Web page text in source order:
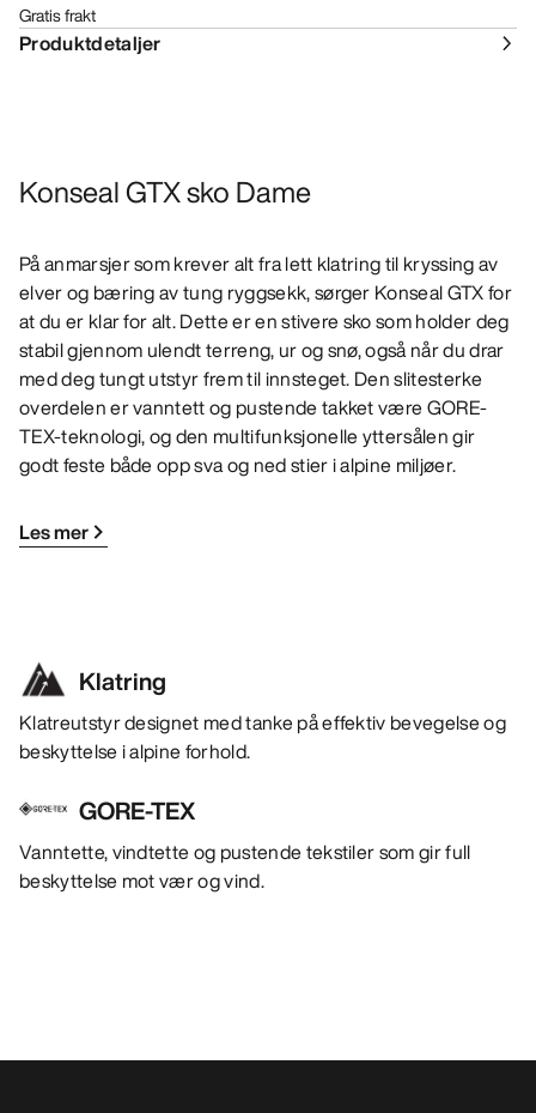
Gratis frakt
Produktdetaljer
Konseal GTX sko Dame
På anmarsjer som krever alt fra lett klatring til kryssing av
elver og bæring av tung ryggsekk, sørger Konseal GTX for
at du er klar for alt. Dette er en stivere sko som holder deg
stabil gjennom ulendt terreng, ur og snø, også når du drar
med deg tungt utstyr frem til innsteget. Den slitesterke
overdelen er vanntett og pustende takket være GORE-
TEX-teknologi, og den multifunksjonelle yttersålen gir
godt feste både opp sva og ned stier i alpine miljøer.
Les mer
Klatring
Klatreutstyr designet med tanke på effektiv bevegelse og
beskyttelse i alpine forhold.
GORE-TEX
Vanntette, vindtette og pustende tekstiler som gir full
beskyttelse mot vær og vind.